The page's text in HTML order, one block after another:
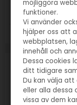
möjliggöra
funktioner.
Vi använder
hjälper oss att
webbplatsen,
innehåll och
Dessa cookies
ditt tidigare
Du kan välja att
eller alla dessa
vissa av dem